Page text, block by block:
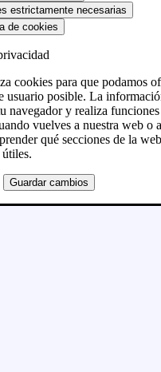
creando el nuevo sitio
en breve
estrictamente necesarias
de cookies
cookies para que podamos
usuario posible. La
navegador y realiza
vuelves a nuestra web o
qué secciones de la
Guardar cambios